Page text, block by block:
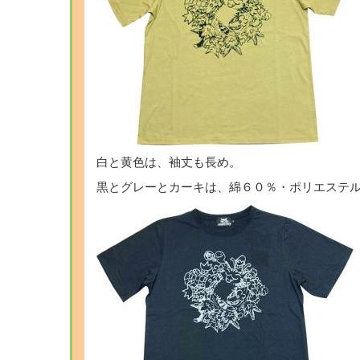
白と黄色は、袖丈も長め。
黒とグレーとカーキは、綿６０％・ポリエステ